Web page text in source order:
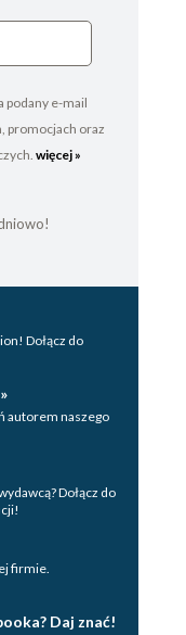
podany e-mail
promocjach oraz
więcej »
Dołącz do
autorem naszego
Dołącz do
firmie.
Daj znać!